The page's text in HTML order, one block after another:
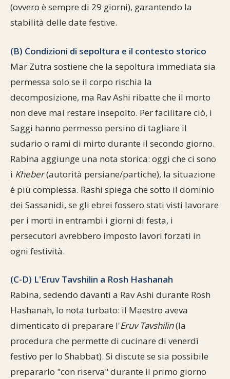
(ovvero è sempre di 29 giorni), garantendo la
stabilità delle date festive.
(B) Condizioni di sepoltura e il contesto storico
Mar Zutra sostiene che la sepoltura immediata sia
permessa solo se il corpo rischia la
decomposizione, ma Rav Ashi ribatte che il morto
non deve mai restare insepolto. Per facilitare ciò, i
Saggi hanno permesso persino di tagliare il
sudario o rami di mirto durante il secondo giorno.
Rabina aggiunge una nota storica: oggi che ci sono
i Kheber(autorità persiane/partiche), la situazione
è più complessa. Rashi spiega che sotto il dominio
dei Sassanidi, se gli ebrei fossero stati visti lavorare
per i morti in entrambi i giorni di festa, i
persecutori avrebbero imposto lavori forzati in
ogni festività.
(C-D) L'Eruv Tavshilin a Rosh Hashanah
Rabina, sedendo davanti a Rav Ashi durante Rosh
Hashanah, lo nota turbato: il Maestro aveva
dimenticato di preparare l'Eruv Tavshilin(la
procedura che permette di cucinare di venerdì
festivo per lo Shabbat). Si discute se sia possibile
prepararlo "con riserva" durante il primo giorno